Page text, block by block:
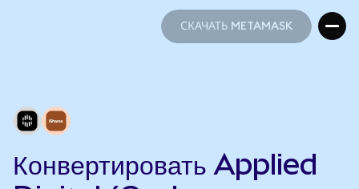
СКАЧАТЬ METAMASK
Конвертировать Applied